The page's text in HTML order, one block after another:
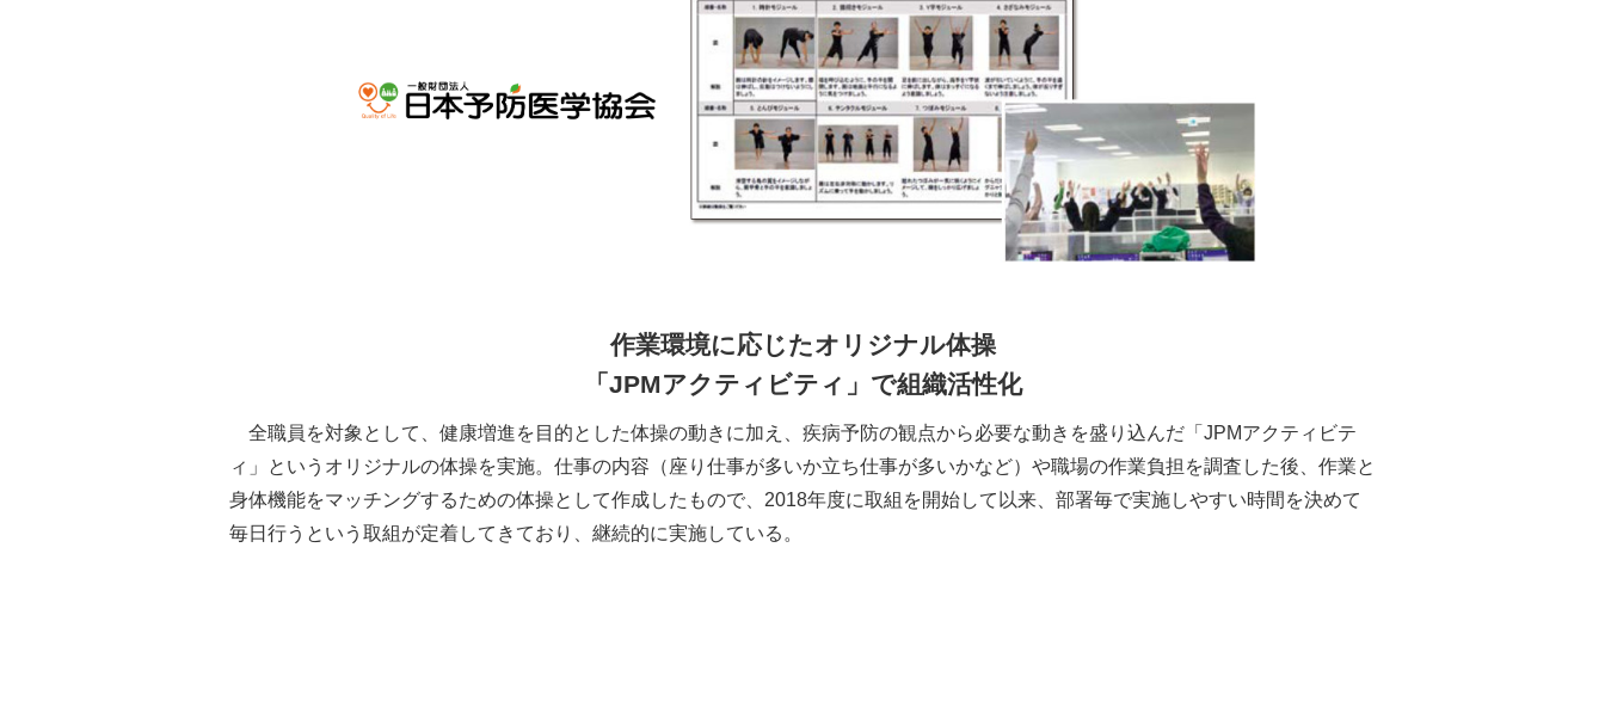
作業環境に応じたオリジナル体操
「JPMアクティビティ」で組織活性化
全職員を対象として、健康増進を目的とした体操の動きに加え、疾病予防の観点から必要な動きを盛り込んだ「JPMアクティビテ
ィ」というオリジナルの体操を実施。仕事の内容（座り仕事が多いか立ち仕事が多いかなど）や職場の作業負担を調査した後、作業と
身体機能をマッチングするための体操として作成したもので、2018年度に取組を開始して以来、部署毎で実施しやすい時間を決めて
毎日行うという取組が定着してきており、継続的に実施している。